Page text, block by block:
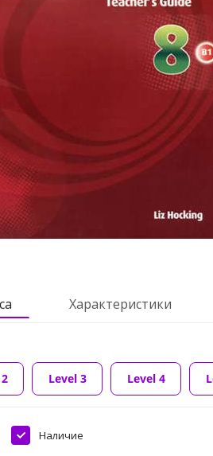
Характеристики
Level 3 Level 4
Наличие